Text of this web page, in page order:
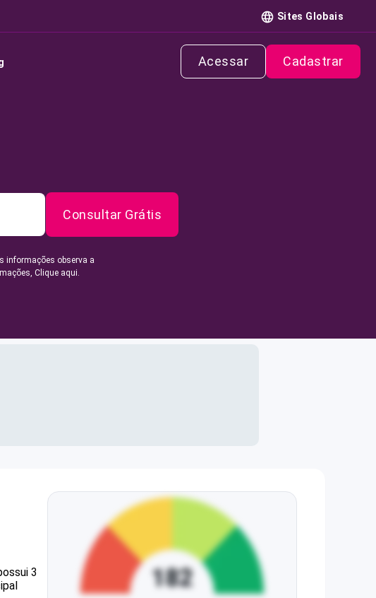
Sites Globais
Acessar Cadastrar
Consultar Grátis
informações observa a
Clique aqui.
3